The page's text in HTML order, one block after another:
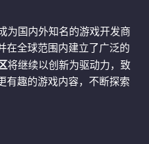
为国内外知名的游戏开发商
在全球范围内建立了广泛的
将继续以创新为驱动力，致
有趣的游戏内容，不断探索